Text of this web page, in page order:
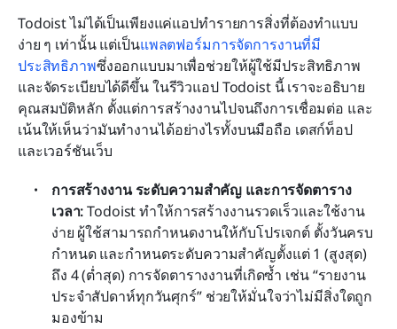
Todoist ไม่ได้เป็นเพียงแค่แอปทำรายการสิ่งที่ต้องทำแบบ
ง่าย ๆ เท่านั้น แต่เป็นแพลตฟอร์มการจัดการงานที่มี
ประสิทธิภาพซึ่งออกแบบมาเพื่อช่วยให้ผู้ใช้มีประสิทธิภาพ
และจัดระเบียบได้ดีขึ้น ในรีวิวแอป Todoist นี้ เราจะอธิบาย
คุณสมบัติหลัก ตั้งแต่การสร้างงานไปจนถึงการเชื่อมต่อ และ
เน้นให้เห็นว่ามันทำงานได้อย่างไรทั้งบนมือถือ เดสก์ท็อป
และเวอร์ชันเว็บ
การสร้างงาน ระดับความสำคัญ และการจัดตาราง
เวลา: Todoist ทำให้การสร้างงานรวดเร็วและใช้งาน
ง่าย ผู้ใช้สามารถกำหนดงานให้กับโปรเจกต์ ตั้งวันครบ
กำหนด และกำหนดระดับความสำคัญตั้งแต่ 1 (สูงสุด)
ถึง 4 (ต่ำสุด) การจัดตารางงานที่เกิดซ้ำ เช่น “รายงาน
ประจำสัปดาห์ทุกวันศุกร์” ช่วยให้มั่นใจว่าไม่มีสิ่งใดถูก
มองข้าม